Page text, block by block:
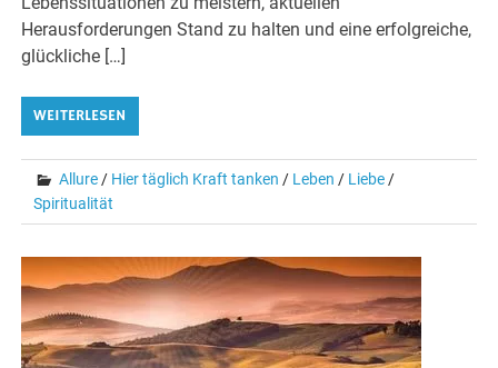
Herausforderungen Stand zu halten und eine erfolgreiche,
glückliche […]
WEITERLESEN
Allure / Hier täglich Kraft tanken / Leben / Liebe /
Spiritualität